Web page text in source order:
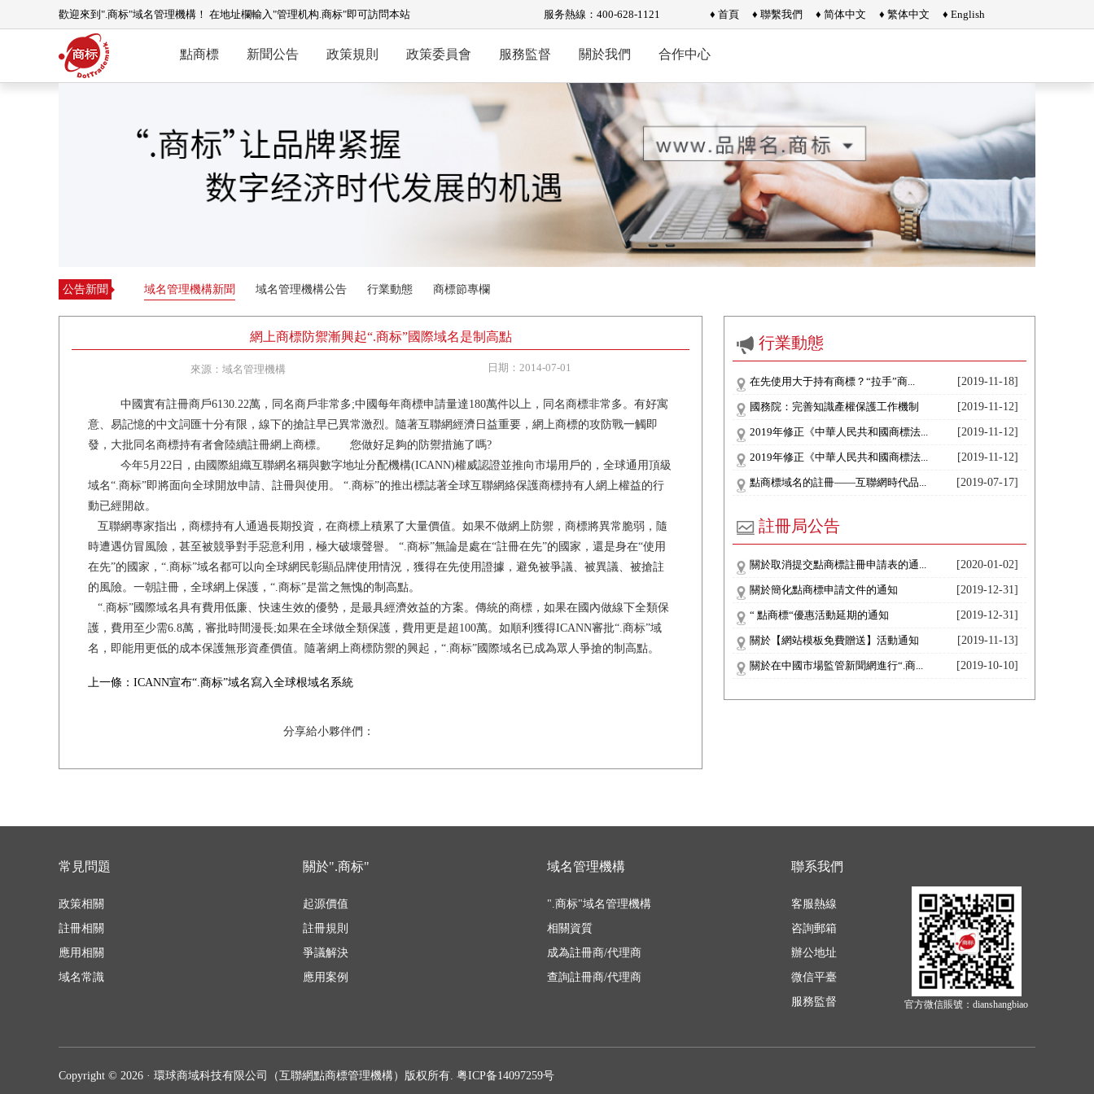
歡迎來到".商标"域名管理機構！ 在地址欄輸入"管理机构.商标"即可訪問本站 服务熱線：400-628-1121 ♦ 首頁 ♦ 聯繫我們 ♦ 简体中文 ♦ 繁体中文 ♦ English
點商標 新聞公告 政策規則 政策委員會 服務監督 關於我們 合作中心
公告新聞 域名管理機構新聞 域名管理機構公告 行業動態 商標節專欄
網上商標防禦漸興起“.商标”國際域名是制高點
來源：域名管理機構 日期：2014-07-01
中國實有註冊商戶6130.22萬，同名商戶非常多;中國每年商標申請量達180萬件以上，同名商標非常多。有好寓
意、易記憶的中文詞匯十分有限，線下的搶註早已異常激烈。隨著互聯網經濟日益重要，網上商標的攻防戰一觸即
發，大批同名商標持有者會陸續註冊網上商標。 您做好足夠的防禦措施了嗎?
今年5月22日，由國際組織互聯網名稱與數字地址分配機構(ICANN)權威認證並推向市場用戶的，全球通用頂級
域名“.商标”即將面向全球開放申請、註冊與使用。 “.商标”的推出標誌著全球互聯網絡保護商標持有人網上權益的行
動已經開啟。
互聯網專家指出，商標持有人通過長期投資，在商標上積累了大量價值。如果不做網上防禦，商標將異常脆弱，隨
時遭遇仿冒風險，甚至被競爭對手惡意利用，極大破壞聲譽。 “.商标”無論是處在“註冊在先”的國家，還是身在“使用
在先”的國家，“.商标”域名都可以向全球網民彰顯品牌使用情況，獲得在先使用證據，避免被爭議、被異議、被搶註
的風險。一朝註冊，全球網上保護，“.商标”是當之無愧的制高點。
“.商标”國際域名具有費用低廉、快速生效的優勢，是最具經濟效益的方案。傳統的商標，如果在國內做線下全類保
護，費用至少需6.8萬，審批時間漫長;如果在全球做全類保護，費用更是超100萬。如順利獲得ICANN審批“.商标”域
名，即能用更低的成本保護無形資產價值。隨著網上商標防禦的興起，“.商标”國際域名已成為眾人爭搶的制高點。
上一條：ICANN宣布“.商标”域名寫入全球根域名系統
分享給小夥伴們：
行業動態
在先使用大于持有商標？“拉手”商... [2019-11-18]
國務院：完善知識產權保護工作機制 [2019-11-12]
2019年修正《中華人民共和國商標法... [2019-11-12]
2019年修正《中華人民共和國商標法... [2019-11-12]
點商標域名的註冊——互聯網時代品... [2019-07-17]
註冊局公告
關於取消提交點商標註冊申請表的通... [2020-01-02]
關於簡化點商標申請文件的通知 [2019-12-31]
“ 點商標“優惠活動延期的通知 [2019-12-31]
關於【網站模板免費贈送】活動通知 [2019-11-13]
關於在中國市場監管新聞網進行“.商... [2019-10-10]
常見問題
政策相關
註冊相關
應用相關
域名常識
關於".商标"
起源價值
註冊規則
爭議解決
應用案例
域名管理機構
".商标"域名管理機構
相關資質
成為註冊商/代理商
查詢註冊商/代理商
聯系我們
客服熱線
咨詢郵箱
辦公地址
微信平臺
服務監督
官方微信賬號：dianshangbiao
Copyright © 2026 · 環球商域科技有限公司（互聯網點商標管理機構）版权所有. 粤ICP备14097259号